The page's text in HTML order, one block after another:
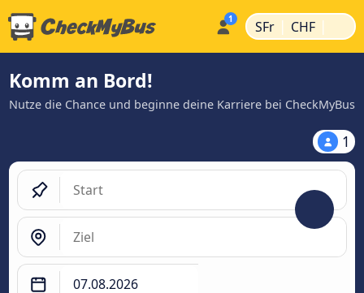
SFr | CHF |
Komm an Bord!
Nutze die Chance und beginne deine Karriere bei CheckMyBus
1